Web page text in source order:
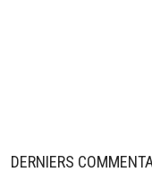
DERNIERS